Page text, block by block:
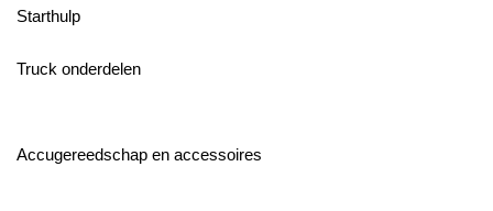
Starthulp
Truck onderdelen
Accugereedschap en accessoires